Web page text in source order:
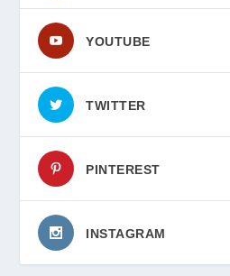
YOUTUBE
TWITTER
PINTEREST
INSTAGRAM